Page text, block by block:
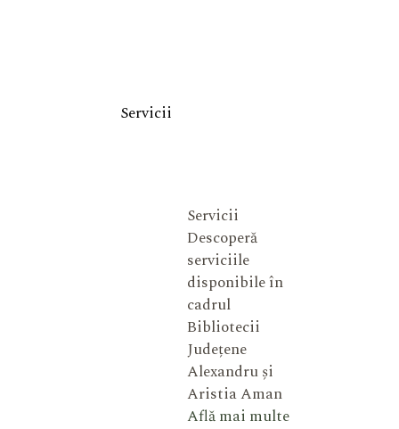
Servicii
Servicii
Descoperă
serviciile
disponibile în
cadrul
Bibliotecii
Județene
Alexandru și
Aristia Aman
Află mai multe